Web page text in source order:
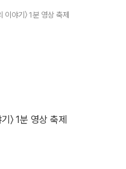
야기〉 1분 영상 축제
〉 1분 영상 축제